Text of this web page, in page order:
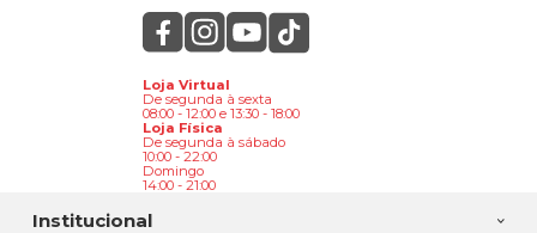
Institucional
Loja Virtual
De segunda à sexta
08:00 - 12:00 e 13:30 - 18:00
Loja Física
De segunda à sábado
10:00 - 22:00
Domingo
14:00 - 21:00